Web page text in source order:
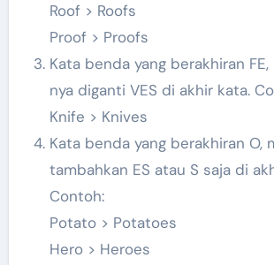
Roof > Roofs
Proof > Proofs
Kata benda yang berakhiran
nya diganti VES di akhir kata.
Knife > Knives
Kata benda yang berakhiran O,
tambahkan ES atau S saja di
Contoh:
Potato > Potatoes
Hero > Heroes